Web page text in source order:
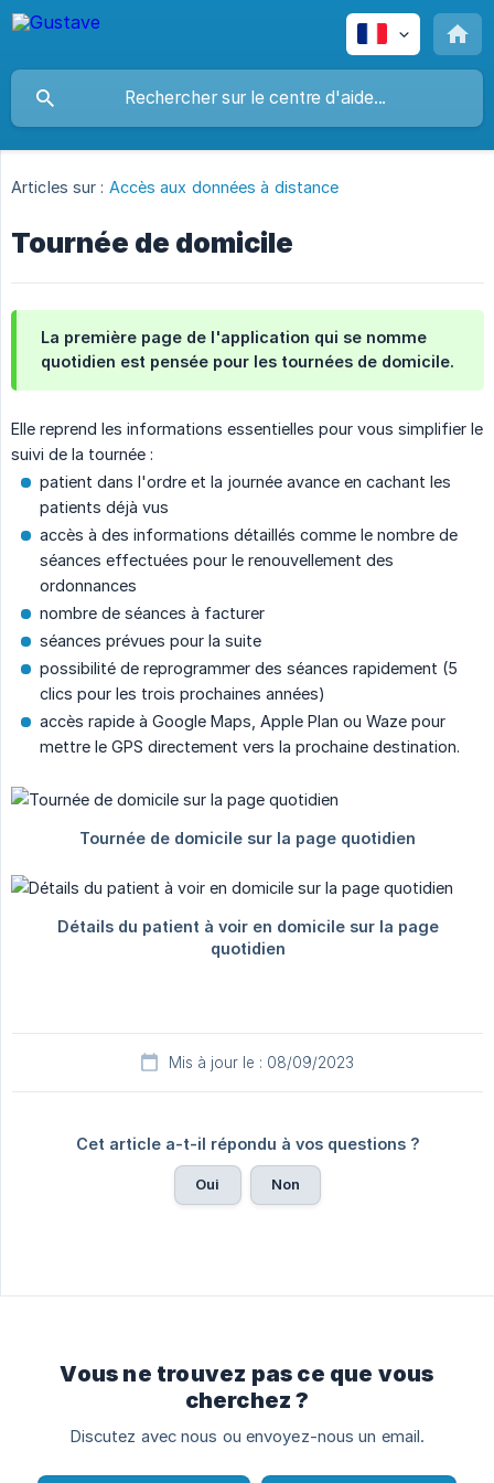
Articles sur : Accès aux données à distance
Tournée de domicile
La première page de l'application qui se nomme
quotidien est pensée pour les tournées de domicile.
Elle reprend les informations essentielles pour vous simplifier le
suivi de la tournée :
patient dans l'ordre et la journée avance en cachant les
patients déjà vus
accès à des informations détaillés comme le nombre de
séances effectuées pour le renouvellement des
ordonnances
nombre de séances à facturer
séances prévues pour la suite
possibilité de reprogrammer des séances rapidement (5
clics pour les trois prochaines années)
accès rapide à Google Maps, Apple Plan ou Waze pour
mettre le GPS directement vers la prochaine destination.
Mis à jour le : 08/09/2023
Cet article a-t-il répondu à vos questions ?
Oui Non
Vous ne trouvez pas ce que vous
cherchez ?
Discutez avec nous ou envoyez-nous un email.